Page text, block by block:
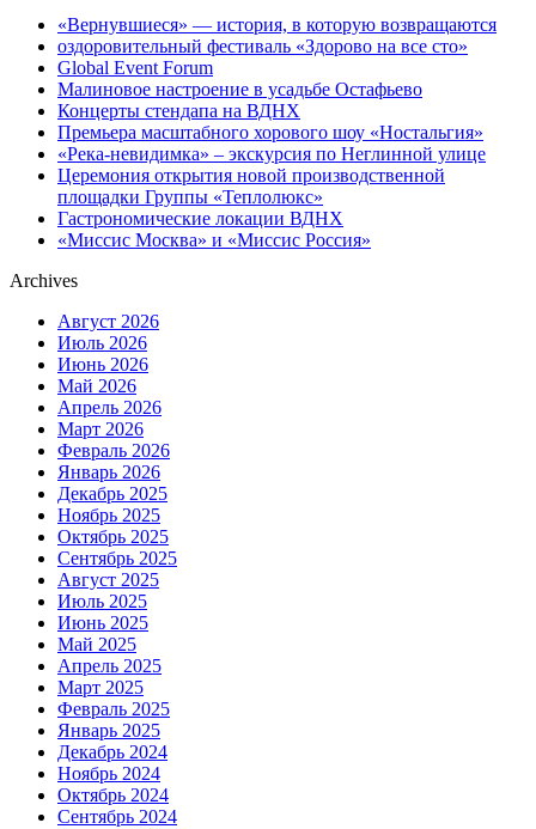
«Вернувшиеся» — история, в которую возвращаются
оздоровительный фестиваль «Здорово на все сто»
Global Event Forum
Малиновое настроение в усадьбе Остафьево
Концерты стендапа на ВДНХ
Премьера масштабного хорового шоу «Ностальгия»
«Река-невидимка» – экскурсия по Неглинной улице
Церемония открытия новой производственной
площадки Группы «Теплолюкс»
Гастрономические локации ВДНХ
«Миссис Москва» и «Миссис Россия»
Archives
Август 2026
Июль 2026
Июнь 2026
Май 2026
Апрель 2026
Март 2026
Февраль 2026
Январь 2026
Декабрь 2025
Ноябрь 2025
Октябрь 2025
Сентябрь 2025
Август 2025
Июль 2025
Июнь 2025
Май 2025
Апрель 2025
Март 2025
Февраль 2025
Январь 2025
Декабрь 2024
Ноябрь 2024
Октябрь 2024
Сентябрь 2024